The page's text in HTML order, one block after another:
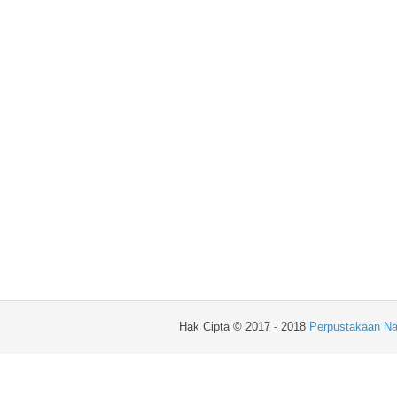
Hak Cipta © 2017 - 2018 Perpustakaan